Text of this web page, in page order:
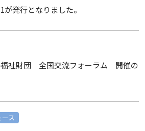
が発行となりました。
福祉財団 全国交流フォーラム 開催の
ース